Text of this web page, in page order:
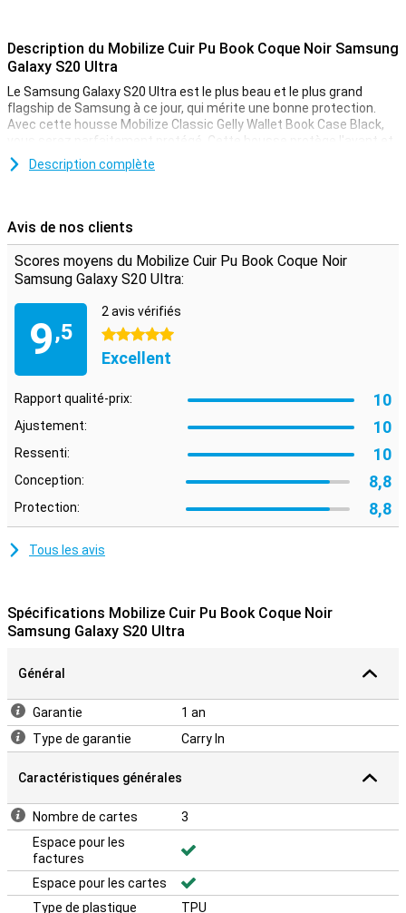
Description du Mobilize Cuir Pu Book Coque Noir Samsung
Galaxy S20 Ultra
Le Samsung Galaxy S20 Ultra est le plus beau et le plus grand
flagship de Samsung à ce jour, qui mérite une bonne protection.
Avec cette housse Mobilize Classic Gelly Wallet Book Case Black,
vous serez parfaitement protégé. Cette housse protège l'avant et
l'arrière de votre appareil.
étui est conçu de manière à ce que tous vos boutons et ports
restent fonctionnels.
Description complète
Avis de nos clients
Scores moyens du Mobilize Cuir Pu Book Coque Noir
Samsung Galaxy S20 Ultra:
9,5
2 avis vérifiés
5 étoiles
Excellent
Rapport qualité-prix: 10
Ajustement: 10
Ressenti: 10
Conception: 8,8
Protection: 8,8
Tous les avis
Spécifications Mobilize Cuir Pu Book Coque Noir
Samsung Galaxy S20 Ultra
Général
Garantie
1 an
Type de garantie
Carry In
Caractéristiques générales
Nombre de cartes
3
Espace pour les
factures
Espace pour les cartes
Type de plastique
TPU